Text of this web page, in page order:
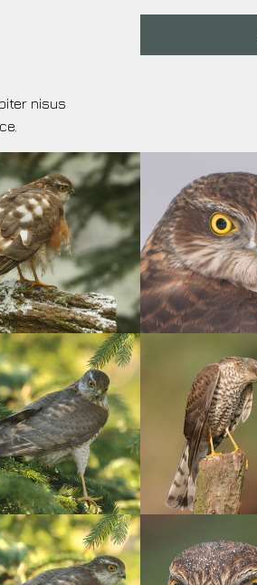
navigation
nisus